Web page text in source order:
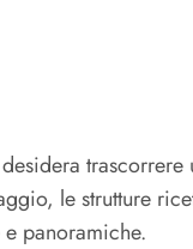
le strutture
panoramiche.